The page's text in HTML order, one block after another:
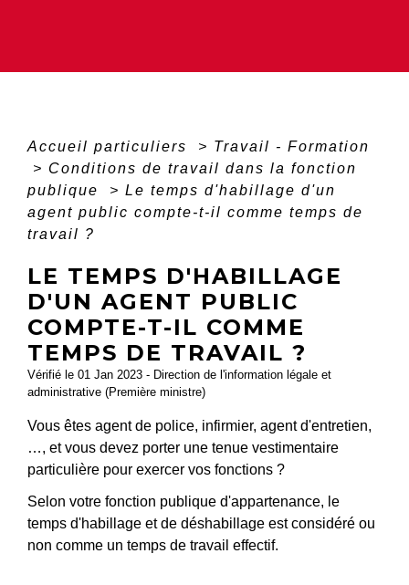
Accueil particuliers > Travail - Formation
> Conditions de travail dans la fonction
publique
> Le temps d'habillage d'un
agent public compte-t-il comme temps de
travail ?
LE TEMPS D'HABILLAGE
D'UN AGENT PUBLIC
COMPTE-T-IL COMME
TEMPS DE TRAVAIL ?
Vérifié le 01 Jan 2023 - Direction de l'information légale et
administrative (Première ministre)
Vous êtes agent de police, infirmier, agent d'entretien,
…, et vous devez porter une tenue vestimentaire
particulière pour exercer vos fonctions ?
Selon votre fonction publique d'appartenance, le
temps d'habillage et de déshabillage est considéré ou
non comme un temps de travail effectif.